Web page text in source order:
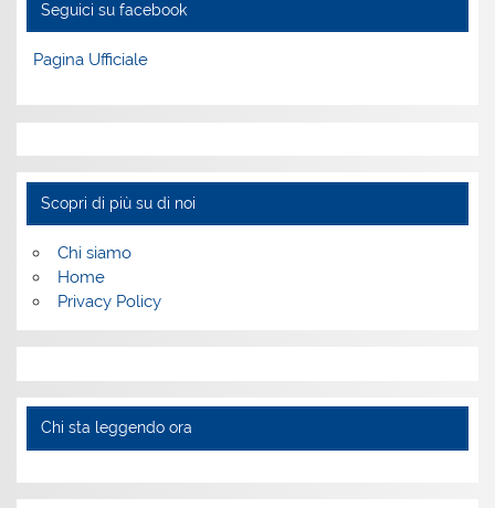
Seguici su facebook
Pagina Ufficiale
Scopri di più su di noi
Chi siamo
Home
Privacy Policy
Chi sta leggendo ora